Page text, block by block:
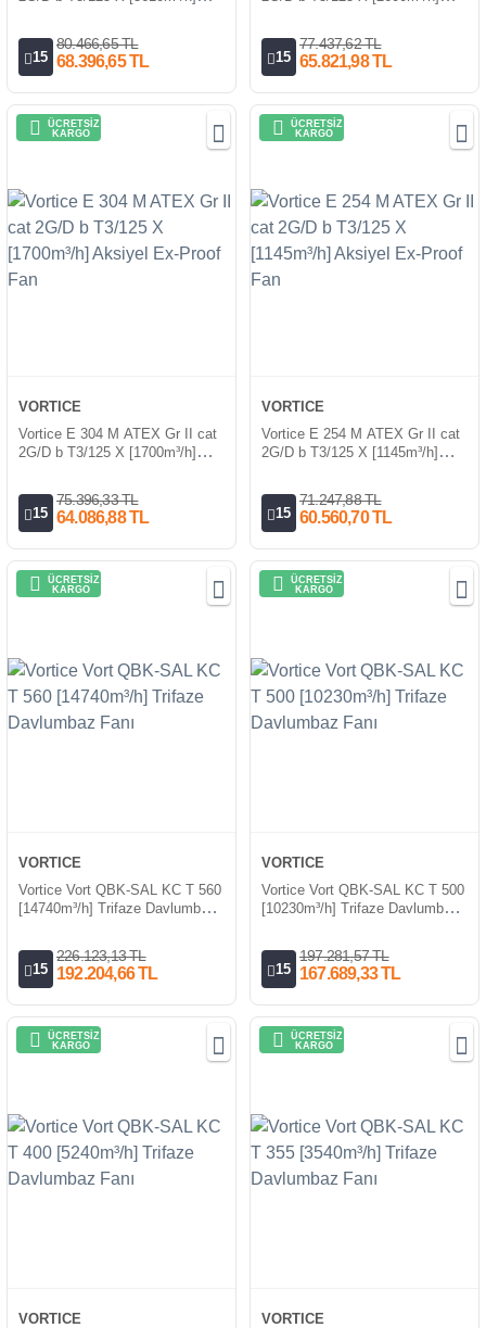
15
80.466,65 TL
68.396,65 TL 15
77.437,62 TL
65.821,98 TL
ÜCRETSİZ
KARGO
VORTICE
Vortice E 304 M ATEX Gr II cat
2G/D b T3/125 X [1700m³/h]
15
75.396,33 TL
64.086,88 TL
ÜCRETSİZ
KARGO
VORTICE
Vortice E 254 M ATEX Gr II cat
2G/D b T3/125 X [1145m³/h]
15
71.247,88 TL
60.560,70 TL
ÜCRETSİZ
KARGO
VORTICE
Vortice Vort QBK-SAL KC T 560
[14740m³/h] Trifaze Davlumbaz
15
226.123,13 TL
192.204,66 TL
ÜCRETSİZ
KARGO
VORTICE
Vortice Vort QBK-SAL KC T 500
[10230m³/h] Trifaze Davlumbaz
15
197.281,57 TL
167.689,33 TL
ÜCRETSİZ
KARGO
VORTICE
ÜCRETSİZ
KARGO
VORTICE